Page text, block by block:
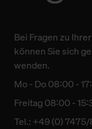
Bei Fragen zu
können Sie sich
wenden.
Mo - Do 08:00 -
Freitag 08:00 -
Tel.: +49 (0)